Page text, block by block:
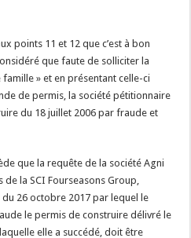
points 11 et 12 que c’est à bon
que faute de solliciter la
» et en présentant celle-ci
de permis, la société pétitionnaire
du 18 juillet 2006 par fraude et
que la requête de la société Agni
la SCI Fourseasons Group,
du 26 octobre 2017 par lequel le
le permis de construire délivré le
elle a succédé, doit être